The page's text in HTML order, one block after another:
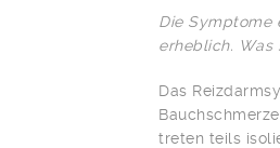
Die Symptome
erheblich. Was
Das
treten teils